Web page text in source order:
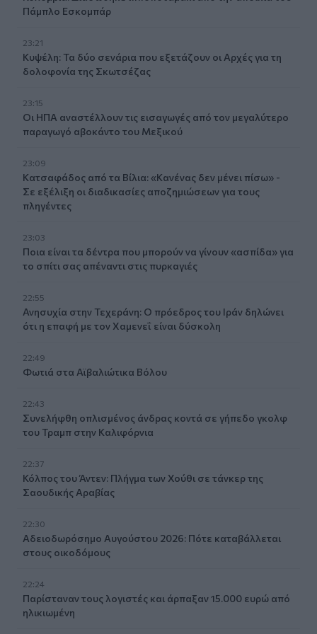
Πάμπλο Εσκομπάρ
23:21
Κυψέλη: Τα δύο σενάρια που εξετάζουν οι Αρχές για τη
δολοφονία της Σκωτσέζας
23:15
Οι ΗΠΑ αναστέλλουν τις εισαγωγές από τον μεγαλύτερο
παραγωγό αβοκάντο του Μεξικού
23:09
Κατσαφάδος από τα Βίλια: «Κανένας δεν μένει πίσω» -
Σε εξέλιξη οι διαδικασίες αποζημιώσεων για τους
πληγέντες
23:03
Ποια είναι τα δέντρα που μπορούν να γίνουν «ασπίδα» για
το σπίτι σας απέναντι στις πυρκαγιές
22:55
Ανησυχία στην Τεχεράνη: Ο πρόεδρος του Ιράν δηλώνει
ότι η επαφή με τον Χαμενεΐ είναι δύσκολη
22:49
Φωτιά στα Αϊβαλιώτικα Βόλου
22:43
Συνελήφθη οπλισμένος άνδρας κοντά σε γήπεδο γκολφ
του Τραμπ στην Καλιφόρνια
22:37
Κόλπος του Άντεν: Πλήγμα των Χούθι σε τάνκερ της
Σαουδικής Αραβίας
22:30
Αδειοδωρόσημο Αυγούστου 2026: Πότε καταβάλλεται
στους οικοδόμους
22:24
Παρίσταναν τους λογιστές και άρπαξαν 15.000 ευρώ από
ηλικιωμένη